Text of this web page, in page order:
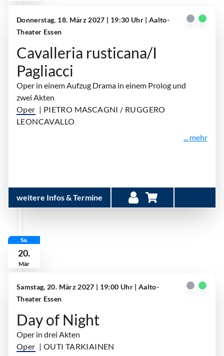
Donnerstag, 18. März 2027 | 19:30 Uhr | Aalto-
Theater Essen
Cavalleria rusticana/I
Pagliacci
Oper in einem Aufzug Drama in einem Prolog und
zwei Akten
Oper | PIETRO MASCAGNI / RUGGERO
LEONCAVALLO
... mehr
weitere Infos & Termine
Sa.
20.
Mär
Samstag, 20. März 2027 | 19:00 Uhr | Aalto-
Theater Essen
Day of Night
Oper in drei Akten
Oper | OUTI TARKIAINEN